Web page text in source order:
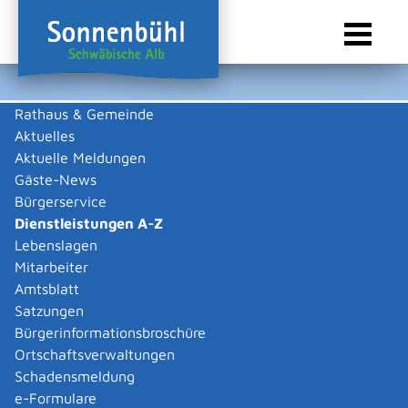
Rathaus & Gemeinde
Aktuelles
Aktuelle Meldungen
Gäste-News
Bürgerservice
Dienstleistungen A-Z
Lebenslagen
Mitarbeiter
Amtsblatt
Satzungen
Bürgerinformationsbroschüre
Ortschaftsverwaltungen
Schadensmeldung
e-Formulare
Sie sind hier:
Dienstleistungen A-Z
Dienstleistungen A-Z
Leistungen
Vielzahl von kommunalen und staatlichen
Verwaltungsvorgängen. Insbesondere erhalten Sie
Informationen zu den erforderlichen Unterlagen die zu
einer bestimmen Verwaltungsdienstleistung notwendig